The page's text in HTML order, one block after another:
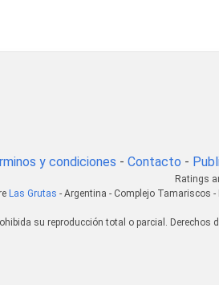
y condiciones - Contacto -
Ratings
Las Grutas - Argentina - Complejo Tamariscos
su reproducción total o parcial. Derechos